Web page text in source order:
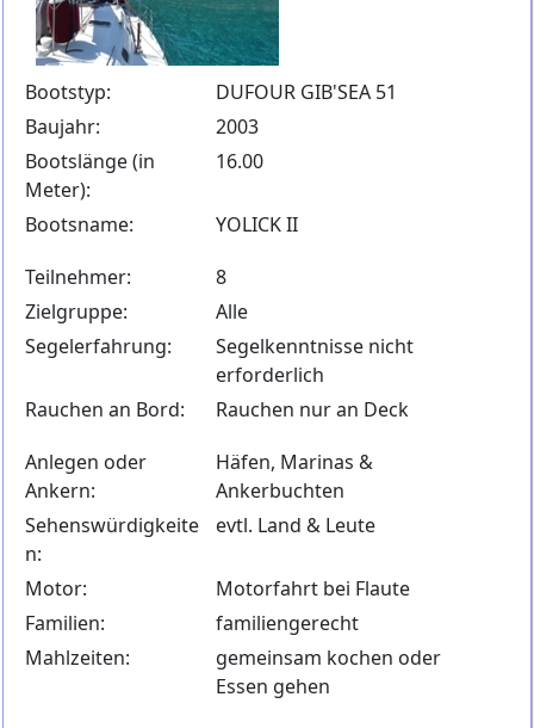
Bootstyp:
DUFOUR GIB'SEA 51
Baujahr:
2003
Bootslänge (in
Meter):
16.00
Bootsname:
YOLICK II
Teilnehmer:
8
Zielgruppe:
Alle
Segelerfahrung:
Segelkenntnisse nicht
erforderlich
Rauchen an Bord:
Rauchen nur an Deck
Anlegen oder
Ankern:
Häfen, Marinas &
Ankerbuchten
Sehenswürdigkeite
n:
evtl. Land & Leute
Motor:
Motorfahrt bei Flaute
Familien:
familiengerecht
Mahlzeiten:
gemeinsam kochen oder
Essen gehen